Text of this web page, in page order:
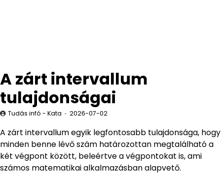
A zárt intervallum
tulajdonságai
Tudás infó - Kata 2026-07-02
A zárt intervallum egyik legfontosabb tulajdonsága, hogy
minden benne lévő szám határozottan megtalálható a
két végpont között, beleértve a végpontokat is, ami
számos matematikai alkalmazásban alapvető.